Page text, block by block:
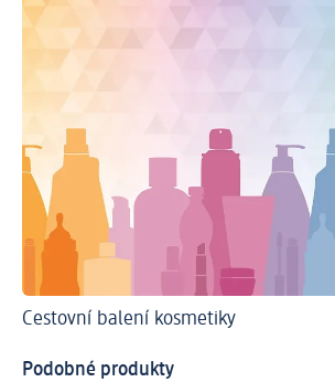
Cestovní balení kosmetiky
Podobné produkty